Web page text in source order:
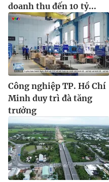
doanh thu đến 10 tỷ...
Công nghiệp TP. Hồ Chí
Minh duy trì đà tăng
trưởng